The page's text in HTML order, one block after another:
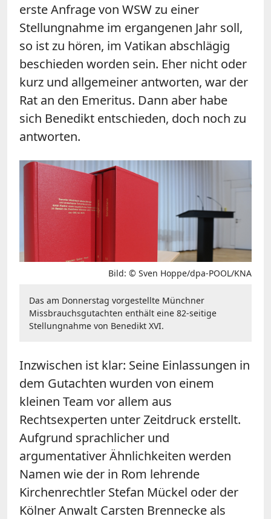
erste Anfrage von WSW zu einer
Stellungnahme im ergangenen Jahr soll,
so ist zu hören, im Vatikan abschlägig
beschieden worden sein. Eher nicht oder
kurz und allgemeiner antworten, war der
Rat an den Emeritus. Dann aber habe
sich Benedikt entschieden, doch noch zu
antworten.
Bild: © Sven Hoppe/dpa-POOL/KNA
Das am Donnerstag vorgestellte Münchner
Missbrauchsgutachten enthält eine 82-seitige
Stellungnahme von Benedikt XVI.
Inzwischen ist klar: Seine Einlassungen in
dem Gutachten wurden von einem
kleinen Team vor allem aus
Rechtsexperten unter Zeitdruck erstellt.
Aufgrund sprachlicher und
argumentativer Ähnlichkeiten werden
Namen wie der in Rom lehrende
Kirchenrechtler Stefan Mückel oder der
Kölner Anwalt Carsten Brennecke als